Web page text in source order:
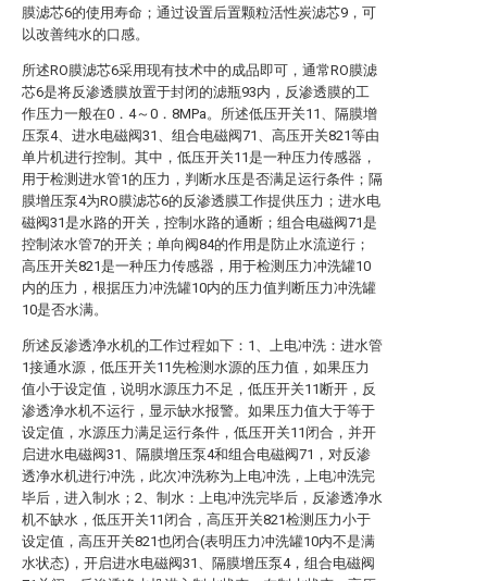
膜滤芯6的使用寿命；通过设置后置颗粒活性炭滤芯9，可
以改善纯水的口感。
所述RO膜滤芯6采用现有技术中的成品即可，通常RO膜滤
芯6是将反渗透膜放置于封闭的滤瓶93内，反渗透膜的工
作压力一般在0．4～0．8MPa。所述低压开关11、隔膜增
压泵4、进水电磁阀31、组合电磁阀71、高压开关821等由
单片机进行控制。其中，低压开关11是一种压力传感器，
用于检测进水管1的压力，判断水压是否满足运行条件；隔
膜增压泵4为RO膜滤芯6的反渗透膜工作提供压力；进水电
磁阀31是水路的开关，控制水路的通断；组合电磁阀71是
控制浓水管7的开关；单向阀84的作用是防止水流逆行；
高压开关821是一种压力传感器，用于检测压力冲洗罐10
内的压力，根据压力冲洗罐10内的压力值判断压力冲洗罐
10是否水满。
所述反渗透净水机的工作过程如下：1、上电冲洗：进水管
1接通水源，低压开关11先检测水源的压力值，如果压力
值小于设定值，说明水源压力不足，低压开关11断开，反
渗透净水机不运行，显示缺水报警。如果压力值大于等于
设定值，水源压力满足运行条件，低压开关11闭合，并开
启进水电磁阀31、隔膜增压泵4和组合电磁阀71，对反渗
透净水机进行冲洗，此次冲洗称为上电冲洗，上电冲洗完
毕后，进入制水；2、制水：上电冲洗完毕后，反渗透净水
机不缺水，低压开关11闭合，高压开关821检测压力小于
设定值，高压开关821也闭合(表明压力冲洗罐10内不是满
水状态)，开启进水电磁阀31、隔膜增压泵4，组合电磁阀